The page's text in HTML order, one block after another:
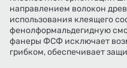
направлением волокон
использования клеящего
фенолформальдегидную
фанеры ФСФ исключает
грибком, обеспечивает